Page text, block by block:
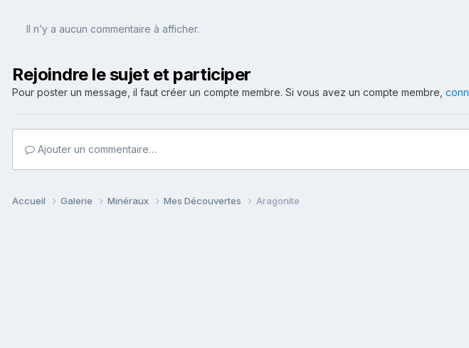
Il n’y a aucun commentaire à afficher.
Rejoindre le sujet et participer
Pour poster un message, il faut créer un compte membre. Si vous avez un compte membre,
Ajouter un commentaire…
Accueil Galerie Minéraux Mes Découvertes Aragonite